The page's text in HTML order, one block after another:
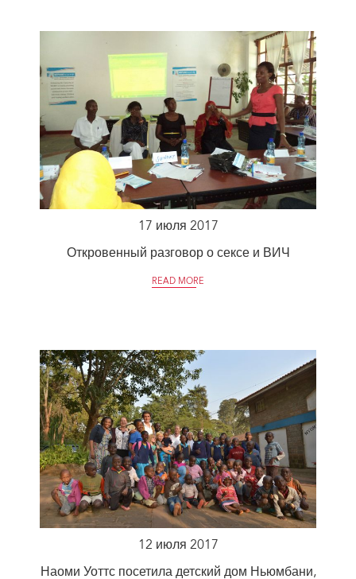
17 июля 2017
Откровенный разговор о сексе и ВИЧ
READ MORE
12 июля 2017
Наоми Уоттс посетила детский дом Ньюмбани,